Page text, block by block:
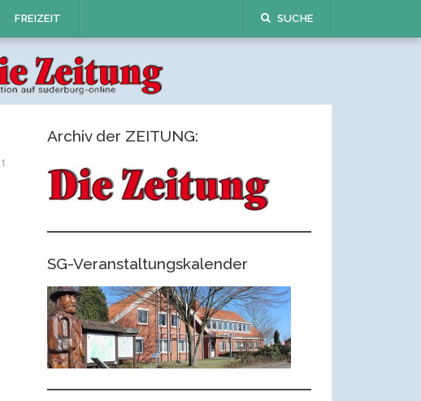
FREIZEIT SUCHE
1
Archiv der ZEITUNG:
SG-Veranstaltungskalender